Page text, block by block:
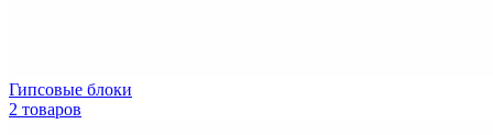
Гипсовые блоки
2 товаров